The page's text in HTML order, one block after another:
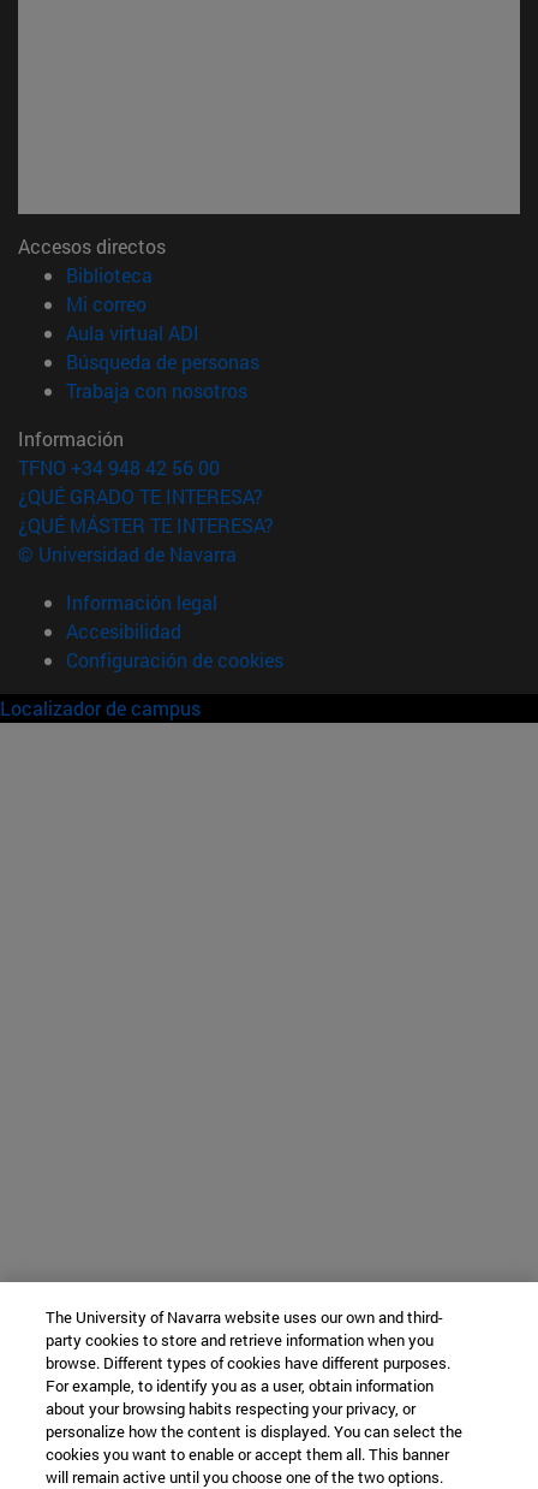
Accesos directos
Biblioteca
Mi correo(abre en nueva ventana)
Aula virtual ADI
Búsqueda de personas(abre en nueva ventana)
Trabaja con nosotros(abre en nueva ventana)
Información
TFNO +34 948 42 56 00
¿QUÉ GRADO TE INTERESA?
¿QUÉ MÁSTER TE INTERESA?
© Universidad de Navarra
Información legal
Accesibilidad
Configuración de cookies
Localizador de campus
The University of Navarra website uses our own and third-
party cookies to store and retrieve information when you
browse. Different types of cookies have different purposes.
For example, to identify you as a user, obtain information
about your browsing habits respecting your privacy, or
personalize how the content is displayed. You can select the
cookies you want to enable or accept them all. This banner
will remain active until you choose one of the two options.